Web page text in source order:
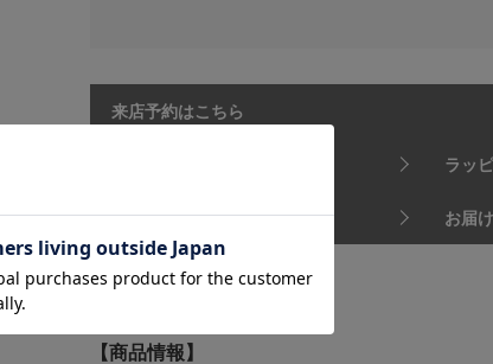
来店予約はこちら
ラッ
お支払い方法 お届
【商品情報】